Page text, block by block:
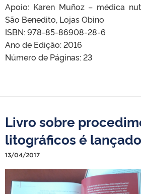
Apoio: Karen Muñoz – médica
São Benedito, Lojas Obino
ISBN: 978-85-86908-28-6
Ano de Edição: 2016
Número de Páginas: 23
Livro sobre
litográficos é
13/04/2017